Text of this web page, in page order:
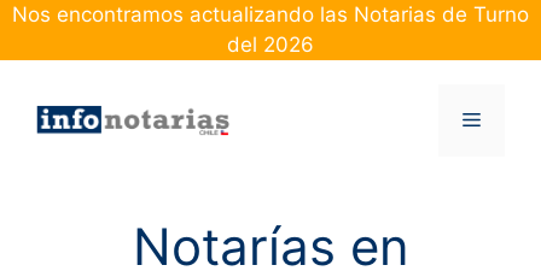
Skip
Nos encontramos actualizando las Notarias de Turno
del 2026
Menu
Notarías en